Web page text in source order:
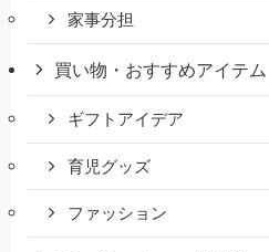
家事分担
買い物・おすすめアイテム
ギフトアイデア
育児グッズ
ファッション